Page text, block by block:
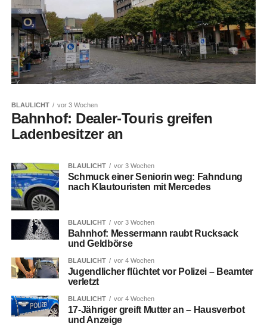
BLAULICHT vor 3 Wochen
Bahnhof: Dealer-Touris greifen
Ladenbesitzer an
BLAULICHT vor 3 Wochen
Schmuck einer Seniorin weg: Fahndung
nach Klautouristen mit Mercedes
BLAULICHT vor 3 Wochen
Bahnhof: Messermann raubt Rucksack
und Geldbörse
BLAULICHT vor 4 Wochen
Jugendlicher flüchtet vor Polizei – Beamter
verletzt
BLAULICHT vor 4 Wochen
17-Jähriger greift Mutter an – Hausverbot
und Anzeige